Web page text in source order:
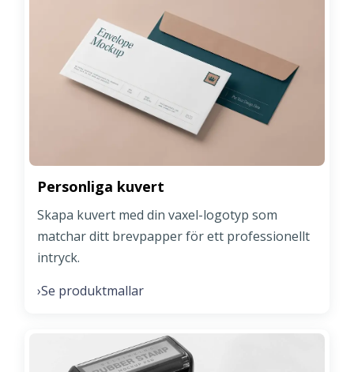
Personliga kuvert
Skapa kuvert med din vaxel-logotyp som
matchar ditt brevpapper för ett professionellt
intryck.
›Se produktmallar